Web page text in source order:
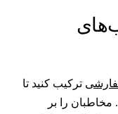
ترکیب کنید تا
را بر